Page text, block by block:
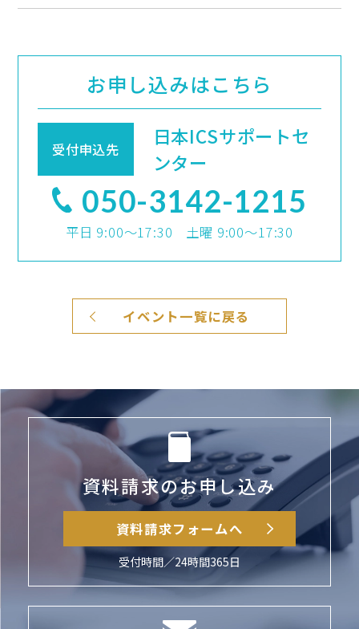
お申し込みはこちら
受付申込先
日本ICSサポートセ
ンター
050-3142-1215
平日 9:00～17:30 土曜 9:00～17:30
イベント一覧に戻る
資料請求のお申し込み
資料請求フォームへ
受付時間／24時間365日